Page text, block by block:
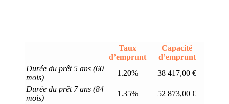
Taux
d’emprunt
Capacité
d’emprunt
Durée du prêt 5 ans (60
mois)
1.20%
38 417,00 €
Durée du prêt 7 ans (84
mois)
1.35%
52 873,00 €